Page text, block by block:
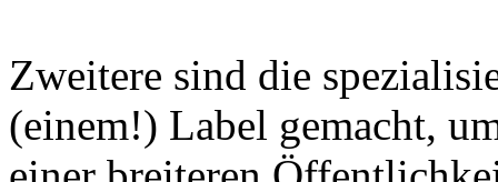
Zweitere sind die
(einem!) Label gemacht,